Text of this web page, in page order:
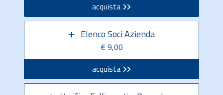
acquista
Elenco Soci Azienda
€ 9,00
acquista